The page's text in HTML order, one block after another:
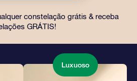
presente eterno a amigos e
queridos.
constelação grátis & receba
GRÁTIS!
Luxuoso